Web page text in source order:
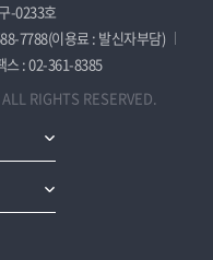
-0233호
7788(이용료 : 발신자부담)
스 : 02-361-8385
RIGHTS RESERVED.